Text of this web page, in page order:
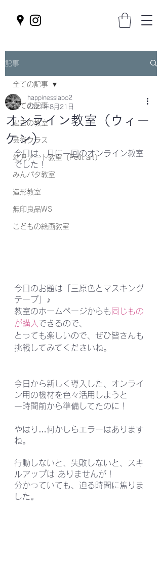
記事
全ての記事
過去の教室
芸術クラス
幼児アート教室〔Petit art〕
みんパタ教室
造形教室
無印良品WS
こどもの絵画教室
全ての記事
オンライン教室（ウィー
ケン）
happinesslabo2
2021年8月21日
今日は、月に一回のオンライン教室
でした！
今日のお題は「三原色とマスキング
テープ」♪
教室のホームページからも 同じもの
が購入 できるので、
とっても楽しいので、ぜひ皆さんも
挑戦してみてくださいね。
今日から新しく導入した、オンライ
ン用の機材を色々活用しようと
一時間前から準備してたのに！
やはり…何かしらエラーはあります
ね。
行動しないと、失敗しないと、スキ
ルアップは ありませんが！
分かっていても、迫る時間に焦りま
した。